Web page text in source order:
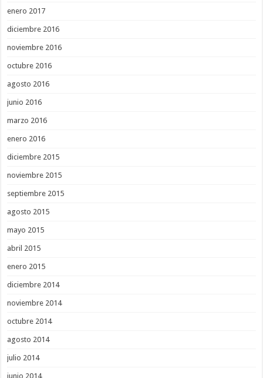
enero 2017
diciembre 2016
noviembre 2016
octubre 2016
agosto 2016
junio 2016
marzo 2016
enero 2016
diciembre 2015
noviembre 2015
septiembre 2015
agosto 2015
mayo 2015
abril 2015
enero 2015
diciembre 2014
noviembre 2014
octubre 2014
agosto 2014
julio 2014
junio 2014